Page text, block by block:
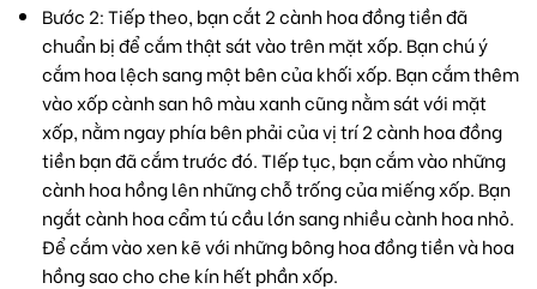
Bước 2: Tiếp theo, bạn cắt 2 cành hoa đồng tiền đã
chuẩn bị để cắm thật sát vào trên mặt xốp. Bạn chú ý
cắm hoa lệch sang một bên của khối xốp. Bạn cắm thêm
vào xốp cành san hô màu xanh cũng nằm sát với mặt
xốp, nằm ngay phía bên phải của vị trí 2 cành hoa đồng
tiền bạn đã cắm trước đó. TIếp tục, bạn cắm vào những
cành hoa hồng lên những chỗ trống của miếng xốp. Bạn
ngắt cành hoa cẩm tú cầu lớn sang nhiều cành hoa nhỏ.
Để cắm vào xen kẽ với những bông hoa đồng tiền và hoa
hồng sao cho che kín hết phần xốp.